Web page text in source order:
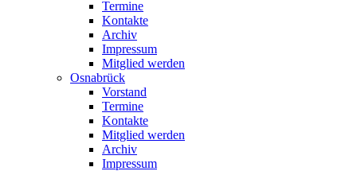
Termine
Kontakte
Archiv
Impressum
Mitglied werden
Osnabrück
Vorstand
Termine
Kontakte
Mitglied werden
Archiv
Impressum